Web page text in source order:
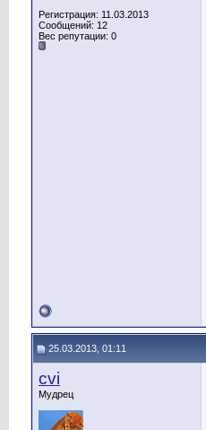
Регистрация: 11.03.2013
Сообщений: 12
Вес репутации: 0
25.03.2013, 01:11
cvi
Мудрец